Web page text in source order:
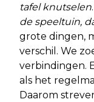
tafel knutselen
de speeltuin,
grote dingen,
verschil. We
verbindingen.
als het
Daarom